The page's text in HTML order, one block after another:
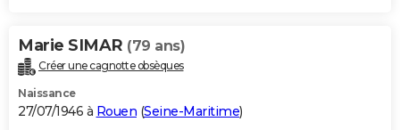
Bricolage
Lifestyle
Culture
Sport
Auto
Television
Voyage
Cinema
Marie SIMAR (79 ans)
Créer une cagnotte obsèques
Naissance
27/07/1946 à Rouen (Seine-Maritime)